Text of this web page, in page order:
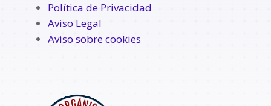
Política de Privacidad
Aviso Legal
Aviso sobre cookies